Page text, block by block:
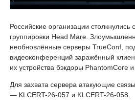
Российские организации столкнулись
группировки Head Mare.
необновлённые серверы TrueConf,
видеоконференций заражённый
их устройства бэкдоры PhantomCore
Для захвата сервера атакующие
— KLCERT-26-057 и KLCERT-26-058.